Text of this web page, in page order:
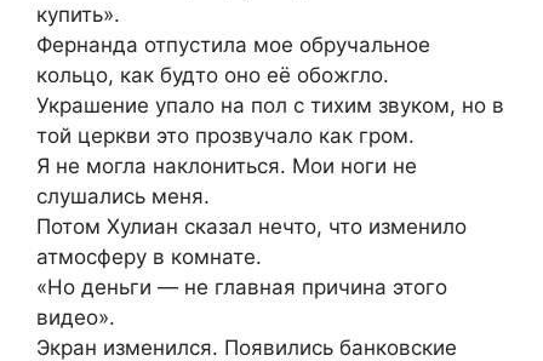
купить».
Фернанда отпустила мое обручальное
кольцо, как будто оно её обожгло.
Украшение упало на пол с тихим звуком, но в
той церкви это прозвучало как гром.
Я не могла наклониться. Мои ноги не
слушались меня.
Потом Хулиан сказал нечто, что изменило
атмосферу в комнате.
«Но деньги — не главная причина этого
видео».
Экран изменился. Появились банковские